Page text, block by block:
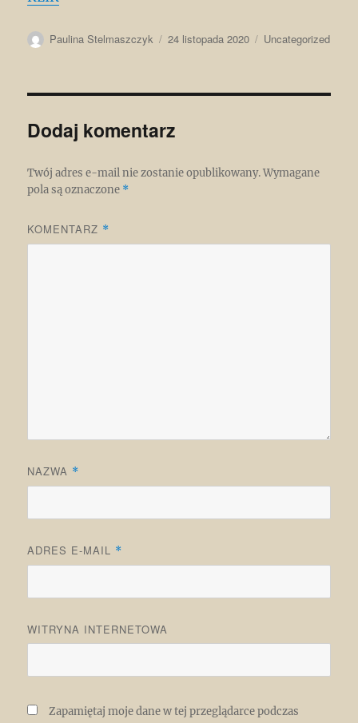
Autor
Paulina Stelmaszczyk
Data
24 listopada 2020 Kategorie
Uncategorized
Dodaj komentarz
Twój adres e-mail nie zostanie opublikowany. Wymagane
pola są oznaczone *
KOMENTARZ *
NAZWA *
ADRES E-MAIL *
WITRYNA INTERNETOWA
Zapamiętaj moje dane w tej przeglądarce podczas